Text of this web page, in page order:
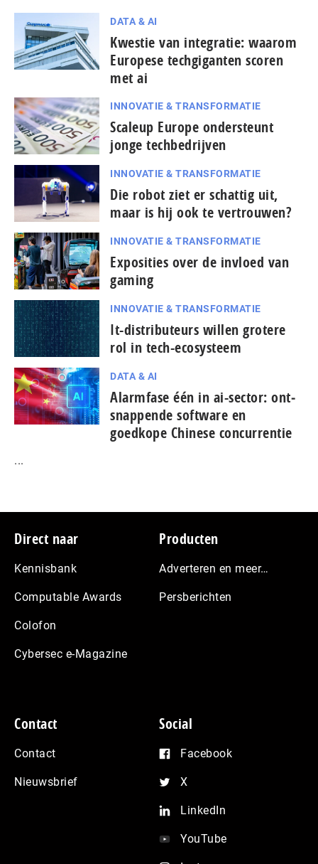
DATA & AI
Kwestie van integratie: waarom
Europese techgiganten scoren
met ai
INNOVATIE & TRANSFORMATIE
Scaleup Europe ondersteunt
jonge techbedrijven
INNOVATIE & TRANSFORMATIE
Die robot ziet er schattig uit,
maar is hij ook te vertrouwen?
INNOVATIE & TRANSFORMATIE
Exposities over de invloed van
gaming
INNOVATIE & TRANSFORMATIE
It-dis­tri­bu­teurs willen grotere
rol in tech-ecosysteem
DATA & AI
Alarmfase één in ai-sector: ont­
snap­pen­de software en
goedkope Chinese con­cur­ren­tie
...
Footer
Direct naar
Kennisbank
Computable Awards
Colofon
Cybersec e-Magazine
Producten
Adverteren en meer…
Persberichten
Contact
Contact
Nieuwsbrief
Social
Facebook
X
LinkedIn
YouTube